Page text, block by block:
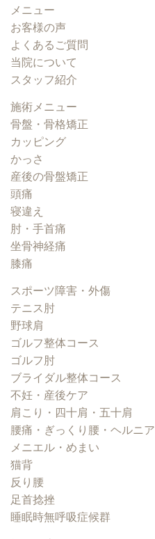
メニュー
お客様の声
よくあるご質問
当院について
スタッフ紹介
施術メニュー
骨盤・骨格矯正
カッピング
かっさ
産後の骨盤矯正
頭痛
寝違え
肘・手首痛
坐骨神経痛
膝痛
スポーツ障害・外傷
テニス肘
野球肩
ゴルフ整体コース
ゴルフ肘
ブライダル整体コース
不妊・産後ケア
肩こり・四十肩・五十肩
腰痛・ぎっくり腰・ヘルニア
メニエル・めまい
猫背
反り腰
足首捻挫
睡眠時無呼吸症候群